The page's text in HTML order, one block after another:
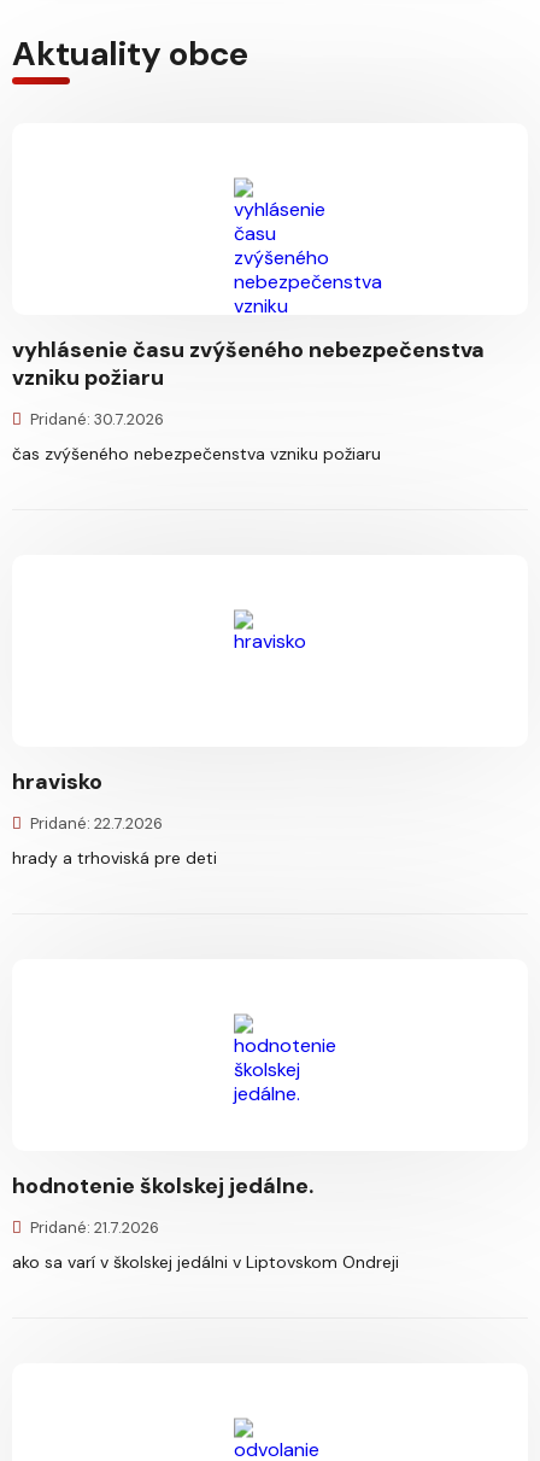
Aktuality obce
vyhlásenie času zvýšeného nebezpečenstva
vzniku požiaru
Pridané: 30.7.2026
čas zvýšeného nebezpečenstva vzniku požiaru
hravisko
Pridané: 22.7.2026
hrady a trhoviská pre deti
hodnotenie školskej jedálne.
Pridané: 21.7.2026
ako sa varí v školskej jedálni v Liptovskom Ondreji